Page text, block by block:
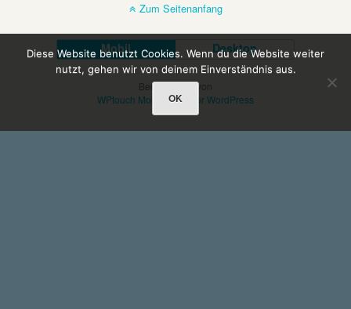
Zum Seitenanfang
Mobil Desktop
Bereitgestellt von
WPtouch Mobile Suite for WordPress
Diese Website benutzt Cookies. Wenn du die Website weiter
nutzt, gehen wir von deinem Einverständnis aus.
OK